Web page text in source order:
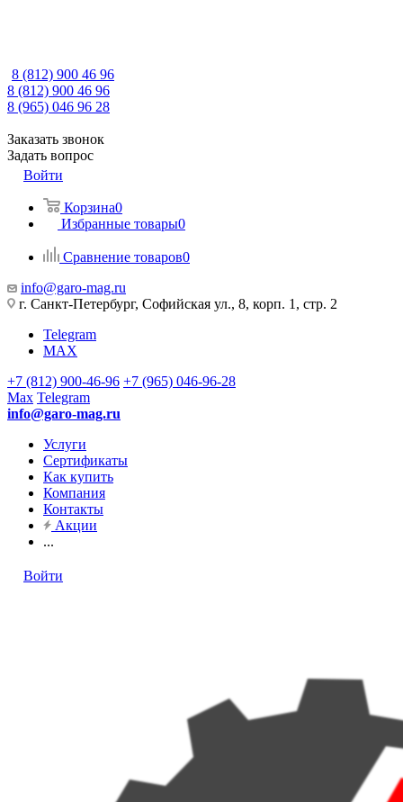
8 (812) 900 46 96
8 (812) 900 46 96
8 (965) 046 96 28
Заказать звонок
Задать вопрос
Войти
Корзина0
Избранные товары0
Сравнение товаров0
info@garo-mag.ru
г. Санкт-Петербург, Софийская ул., 8, корп. 1, стр. 2
Telegram
MAX
+7 (812) 900-46-96 +7 (965) 046-96-28
Max Telegram
info@garo-mag.ru
Услуги
Сертификаты
Как купить
Компания
Контакты
Акции
...
Войти